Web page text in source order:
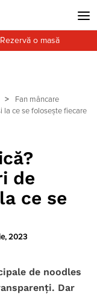
Rezervă o masă
>
Fan mâncare
la ce se folosește fiecare
de
ce se
2023
de noodles
Dar